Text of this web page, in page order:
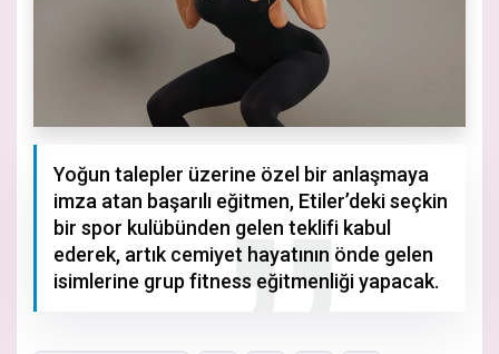
Yoğun talepler üzerine özel bir anlaşmaya
imza atan başarılı eğitmen, Etiler’deki seçkin
bir spor kulübünden gelen teklifi kabul
ederek, artık cemiyet hayatının önde gelen
isimlerine grup fitness eğitmenliği yapacak.